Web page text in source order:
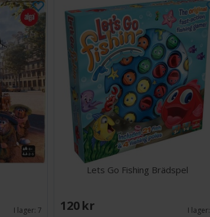
I lager:7
Lets Go Fishing Brädspel
120 SEK I lager: